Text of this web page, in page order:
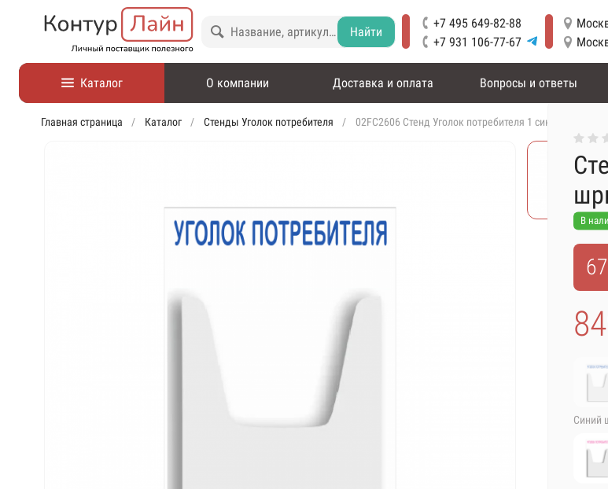
Найти
+7 495 649-82-88
+7 931 106-77-67
Каталог О компании Доставка и оплата Вопросы и ответы
Главная страница Каталог Стенды Уголок потребителя 02FC2606 Стенд Уголок потребителя 1 синий шрифт
В
Синий